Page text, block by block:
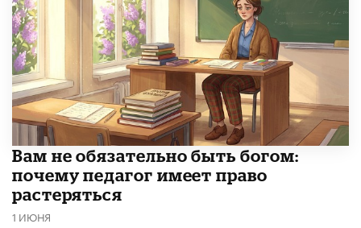
​Вам не обязательно быть богом:
почему педагог имеет право
растеряться
1 ИЮНЯ